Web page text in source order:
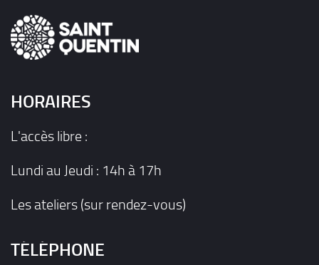
HORAIRES
L'accès libre :
Lundi au Jeudi : 14h à 17h
Les ateliers (sur rendez-vous)
TÉLÉPHONE